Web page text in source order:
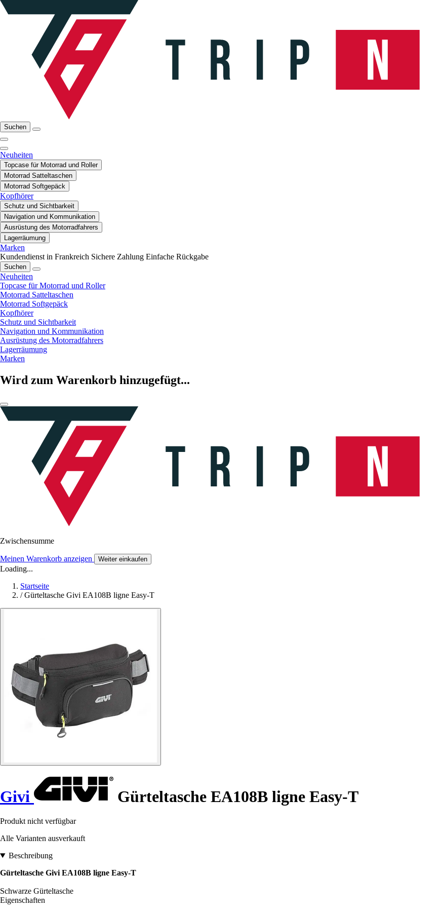
Suchen
Neuheiten
Topcase für Motorrad und Roller
Motorrad Satteltaschen
Motorrad Softgepäck
Kopfhörer
Schutz und Sichtbarkeit
Navigation und Kommunikation
Ausrüstung des Motorradfahrers
Lagerräumung
Marken
Kundendienst in Frankreich Sichere Zahlung Einfache Rückgabe
Suchen
Neuheiten
Topcase für Motorrad und Roller
Motorrad Satteltaschen
Motorrad Softgepäck
Kopfhörer
Schutz und Sichtbarkeit
Navigation und Kommunikation
Ausrüstung des Motorradfahrers
Lagerräumung
Marken
Wird zum Warenkorb hinzugefügt...
Zwischensumme
Meinen Warenkorb anzeigen Weiter einkaufen
Loading...
Startseite
/ Gürteltasche Givi EA108B ligne Easy-T
Givi Gürteltasche EA108B ligne Easy-T
Produkt nicht verfügbar
Alle Varianten ausverkauft
Beschreibung
Gürteltasche Givi EA108B ligne Easy-T
Schwarze Gürteltasche
Eigenschaften